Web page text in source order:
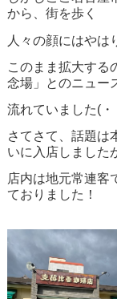
から、街を歩く
人々の顔にはやは
このまま拡大す
念場」とのニュー
流れていました(・
さてさて、話題は
いに入店しました
店内は地元常連客
ておりました！